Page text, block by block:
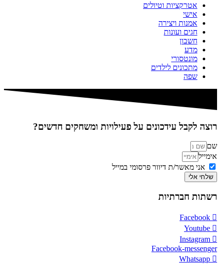
אטרקציות וטיולים
אישי
אמנות ויצירה
חגים ועונות
חשבון
מדע
מונטסורי
מתכונים לילדים
שפה
רוצה לקבל עידכונים על פעילויות ומשחקים חדשים?
שם
אימייל
אני מאשר/ת דיוור פרסומי במייל
שלחי אלי
רשתות חברתיות
Facebook
Youtube
Instagram
Facebook-messenger
Whatsapp